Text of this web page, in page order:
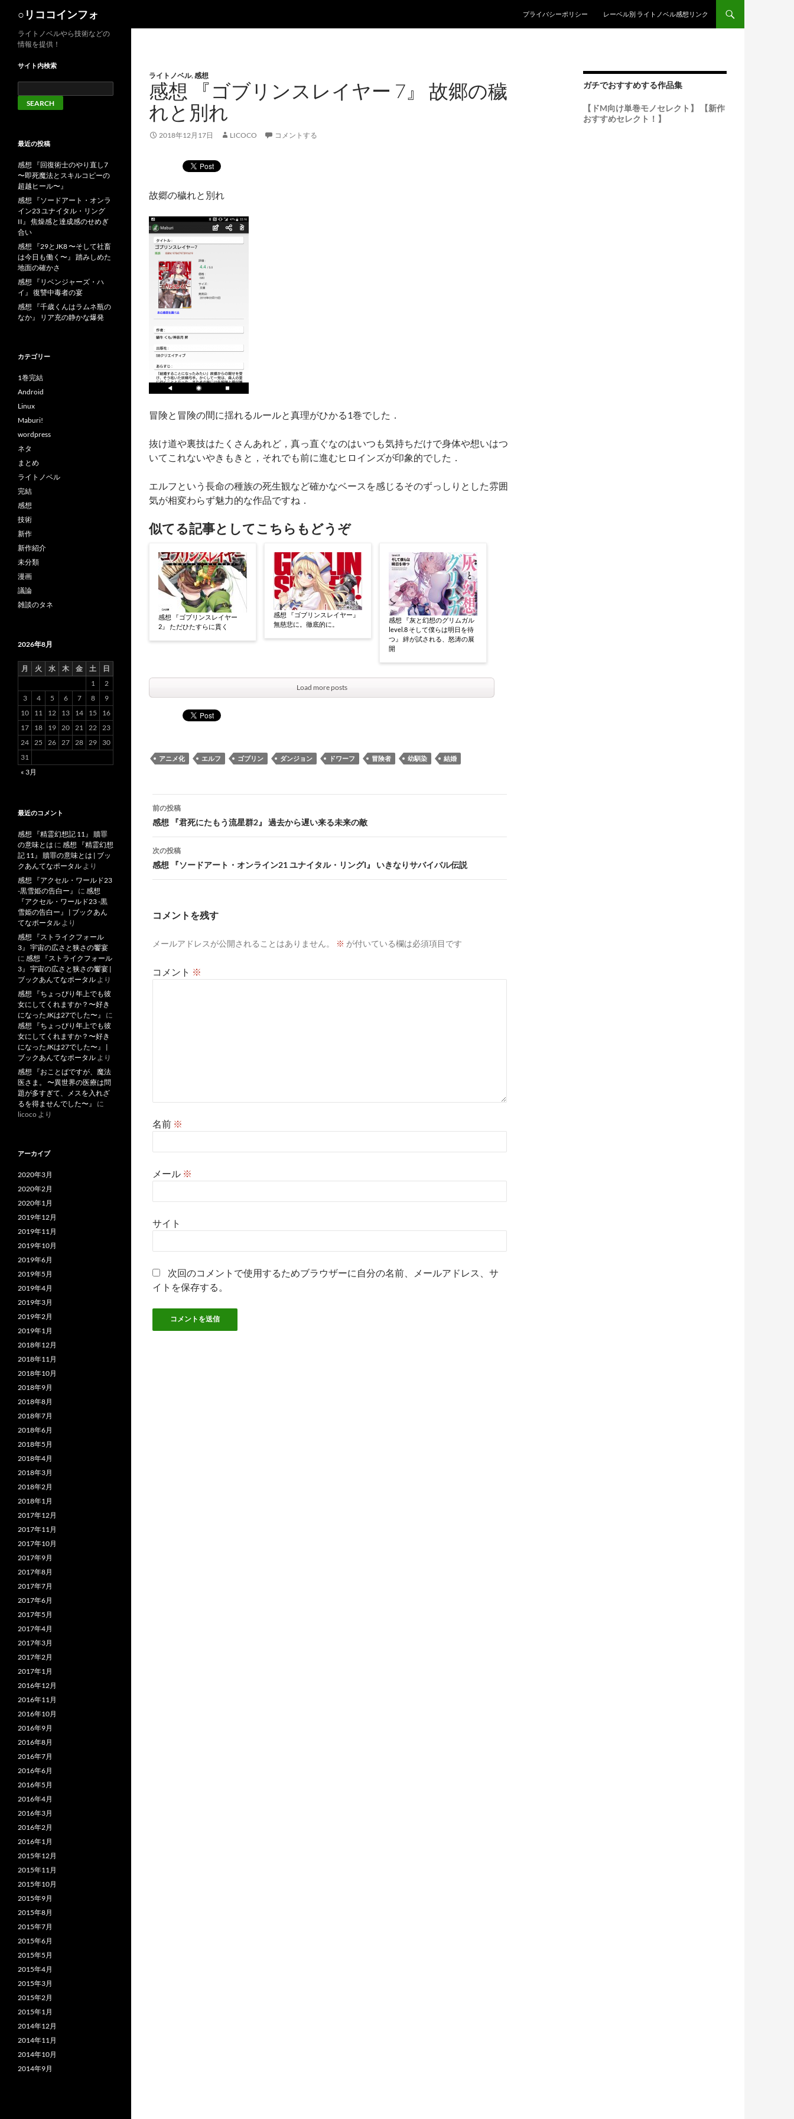
○リココインフォ
プライバシーポリシー
レーベル別 ライトノベル感想リンク
ライトノベル,感想
感想 『ゴブリンスレイヤー 7』 故郷の穢
れと別れ
2018年12月17日 LICOCO コメントする
故郷の穢れと別れ
冒険と冒険の間に揺れるルールと真理がひかる1巻でした．
抜け道や裏技はたくさんあれど，真っ直ぐなのはいつも気持ちだけで身体や想いはつ
いてこれないやきもきと，それでも前に進むヒロインズが印象的でした．
エルフという長命の種族の死生観など確かなベースを感じるそのずっしりとした雰囲
気が相変わらず魅力的な作品ですね．
似てる記事としてこちらもどうぞ
感想 『ゴブリンスレイヤー
2』 ただひたすらに貫く
感想 『ゴブリンスレイヤー』
無慈悲に。徹底的に。
感想 『灰と幻想のグリムガル
level.8 そして僕らは明日を待
つ』 絆が試される、怒涛の展
開
Load more posts
アニメ化 エルフ ゴブリン ダンジョン ドワーフ 冒険者 幼馴染 結婚
投
稿
ナ
ビ
ゲ
ョ
ン
前の投稿
感想 『君死にたもう流星群2』 過去から遅い来る未来の敵
次の投稿
感想 『ソードアート・オンライン21 ユナイタル・リングI』 いきなりサバイバル伝説
コメントを残す
メールアドレスが公開されることはありません。 ※ が付いている欄は必須項目です
コメント ※
名前 ※
メール ※
サイト
次回のコメントで使用するためブラウザーに自分の名前、メールアドレス、サ
イトを保存する。
ガチでおすすめする作品集
【ドM向け単巻モノセレクト】
【新作
おすすめセレクト！】
ライトノベルやら技術などの
情報を提供！
サイト内検索
最近の投稿
感想 『回復術士のやり直し7
〜即死魔法とスキルコピーの
超越ヒール〜』
感想 『ソードアート・オンラ
イン23 ユナイタル・リング
II』 焦燥感と達成感のせめぎ
合い
感想 『29とJK8 〜そして社畜
は今日も働く〜』 踏みしめた
地面の確かさ
感想 『リベンジャーズ・ハ
イ』 復讐中毒者の宴
感想 『千歳くんはラムネ瓶の
なか』 リア充の静かな爆発
カテゴリー
1巻完結
Android
Linux
Maburi!
wordpress
ネタ
まとめ
ライトノベル
完結
感想
技術
新作
新作紹介
未分類
漫画
議論
雑談のタネ
2026年8月
月 火 水 木 金 土
日
1
2
3
4 5 6 7 8
9
10
11 12 13 14 15
16
17
18 19 20 21 22 23
24 25 26 27 28 29
30
31
« 3月
最近のコメント
感想 『精霊幻想記 11』 贖罪
の意味とは に 感想 『精霊幻想
記 11』 贖罪の意味とは | ブッ
クあんてなポータル より
感想 『アクセル・ワールド23
-黒雪姫の告白ー』
に 感想
『アクセル・ワールド23 -黒
雪姫の告白ー』 | ブックあん
てなポータル より
感想 『ストライクフォール
3』 宇宙の広さと狭さの饗宴
に 感想 『ストライクフォール
3』 宇宙の広さと狭さの饗宴 |
ブックあんてなポータル より
感想 『ちょっぴり年上でも彼
女にしてくれますか？〜好き
になったJKは27でした〜』
に
感想 『ちょっぴり年上でも彼
女にしてくれますか？〜好き
になったJKは27でした〜』 |
ブックあんてなポータル より
感想 『おことばですが、魔法
医さま。 〜異世界の医療は問
題が多すぎて、メスを入れざ
るを得ませんでした〜』
に
licoco より
アーカイブ
2020年3月
2020年2月
2020年1月
2019年12月
2019年11月
2019年10月
2019年6月
2019年5月
2019年4月
2019年3月
2019年2月
2019年1月
2018年12月
2018年11月
2018年10月
2018年9月
2018年8月
2018年7月
2018年6月
2018年5月
2018年4月
2018年3月
2018年2月
2018年1月
2017年12月
2017年11月
2017年10月
2017年9月
2017年8月
2017年7月
2017年6月
2017年5月
2017年4月
2017年3月
2017年2月
2017年1月
2016年12月
2016年11月
2016年10月
2016年9月
2016年8月
2016年7月
2016年6月
2016年5月
2016年4月
2016年3月
2016年2月
2016年1月
2015年12月
2015年11月
2015年10月
2015年9月
2015年8月
2015年7月
2015年6月
2015年5月
2015年4月
2015年3月
2015年2月
2015年1月
2014年12月
2014年11月
2014年10月
2014年9月